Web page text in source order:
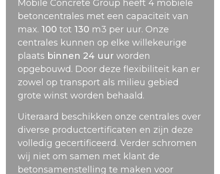
Mobile Concrete Group heeft 4 mobiele
betoncentrales met een capaciteit van
max. 100 tot 130 m3 per uur. Onze
centrales kunnen op elke willekeurige
plaats binnen 24 uur worden
opgebouwd. Door deze flexibiliteit kan er
zowel op transport als milieu gebied
grote winst worden behaald.
Uiteraard beschikken onze centrales over
diverse productcertificaten en zijn deze
volledig gecertificeerd. Verder schromen
wij niet om samen met klant de
betonsamenstelling te maken voor